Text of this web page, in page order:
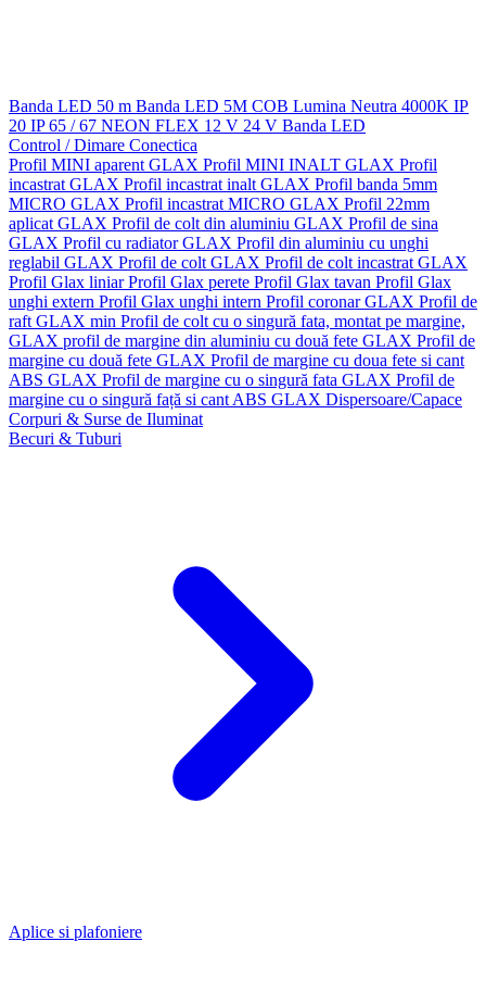
Banda LED 50 m Banda LED 5M COB Lumina Neutra 4000K IP
20 IP 65 / 67 NEON FLEX 12 V 24 V Banda LED
Control / Dimare Conectica
Profil MINI aparent GLAX Profil MINI INALT GLAX Profil
incastrat GLAX Profil incastrat inalt GLAX Profil banda 5mm
MICRO GLAX Profil incastrat MICRO GLAX Profil 22mm
aplicat GLAX Profil de colt din aluminiu GLAX Profil de sina
GLAX Profil cu radiator GLAX Profil din aluminiu cu unghi
reglabil GLAX Profil de colt GLAX Profil de colt incastrat GLAX
Profil Glax liniarProfil Glax perete Profil Glax tavan Profil Glax
unghi extern Profil Glax unghi intern Profil coronar GLAX Profil de
raft GLAX min Profil de colt cu o singură fata, montat pe margine,
GLAX profil de margine din aluminiu cu două fete GLAX Profil de
margine cu două fete GLAX Profil de margine cu doua fete si cant
ABS GLAX Profil de margine cu o singură fata GLAX Profil de
margine cu o singură față si cant ABS GLAX Dispersoare/Capace
Corpuri & Surse de Iluminat
Becuri & Tuburi
Aplice si plafoniere